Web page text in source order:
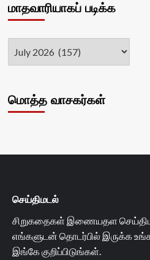
மாதவாரியாகப் படிக்க
மொத்த வாசகர்கள்
செய்திமடல்
சிறுகதைகள் இணையதள
எங்களுடன் தொடர்பில் இருக்க
இங்கே குறிப்பிடுங்கள்.